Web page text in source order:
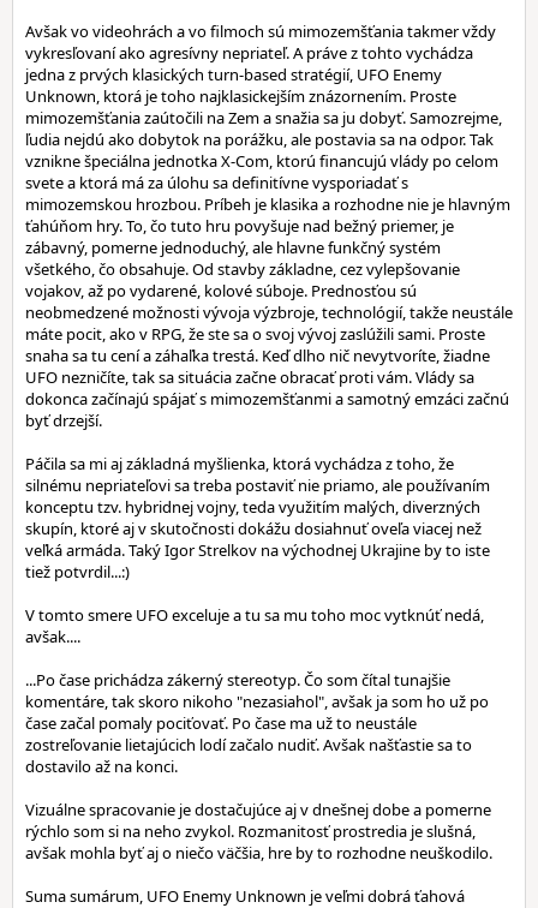
Avšak vo videohrách a vo filmoch sú mimozemšťania takmer vždy
vykresľovaní ako agresívny nepriateľ. A práve z tohto vychádza
jedna z prvých klasických turn-based stratégií, UFO Enemy
Unknown, ktorá je toho najklasickejším znázornením. Proste
mimozemšťania zaútočili na Zem a snažia sa ju dobyť. Samozrejme,
ľudia nejdú ako dobytok na porážku, ale postavia sa na odpor. Tak
vznikne špeciálna jednotka X-Com, ktorú financujú vlády po celom
svete a ktorá má za úlohu sa definitívne vysporiadať s
mimozemskou hrozbou. Príbeh je klasika a rozhodne nie je hlavným
ťahúňom hry. To, čo tuto hru povyšuje nad bežný priemer, je
zábavný, pomerne jednoduchý, ale hlavne funkčný systém
všetkého, čo obsahuje. Od stavby základne, cez vylepšovanie
vojakov, až po vydarené, kolové súboje. Prednosťou sú
neobmedzené možnosti vývoja výzbroje, technológií, takže neustále
máte pocit, ako v RPG, že ste sa o svoj vývoj zaslúžili sami. Proste
snaha sa tu cení a záhaľka trestá. Keď dlho nič nevytvoríte, žiadne
UFO nezničíte, tak sa situácia začne obracať proti vám. Vlády sa
dokonca začínajú spájať s mimozemšťanmi a samotný emzáci začnú
byť drzejší.
Páčila sa mi aj základná myšlienka, ktorá vychádza z toho, že
silnému nepriateľovi sa treba postaviť nie priamo, ale používaním
konceptu tzv. hybridnej vojny, teda využitím malých, diverzných
skupín, ktoré aj v skutočnosti dokážu dosiahnuť oveľa viacej než
veľká armáda. Taký Igor Strelkov na východnej Ukrajine by to iste
tiež potvrdil...:)
V tomto smere UFO exceluje a tu sa mu toho moc vytknúť nedá,
avšak....
...Po čase prichádza zákerný stereotyp. Čo som čítal tunajšie
komentáre, tak skoro nikoho "nezasiahol", avšak ja som ho už po
čase začal pomaly pociťovať. Po čase ma už to neustále
zostreľovanie lietajúcich lodí začalo nudiť. Avšak našťastie sa to
dostavilo až na konci.
Vizuálne spracovanie je dostačujúce aj v dnešnej dobe a pomerne
rýchlo som si na neho zvykol. Rozmanitosť prostredia je slušná,
avšak mohla byť aj o niečo väčšia, hre by to rozhodne neuškodilo.
Suma sumárum, UFO Enemy Unknown je veľmi dobrá ťahová